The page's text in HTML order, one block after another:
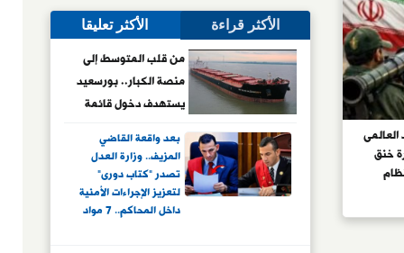
العالمى
خنق
الأكثر قراءة الأكثر تعليقا
من قلب المتوسط إلى
منصة الكبار.. بورسعيد
يستهدف دخول قائمة
العالم
بعد واقعة القاضي
المزيف.. وزارة العدل
تصدر "كتاب دورى"
لتعزيز الإجراءات الأمنية
داخل المحاكم.. 7 مواد